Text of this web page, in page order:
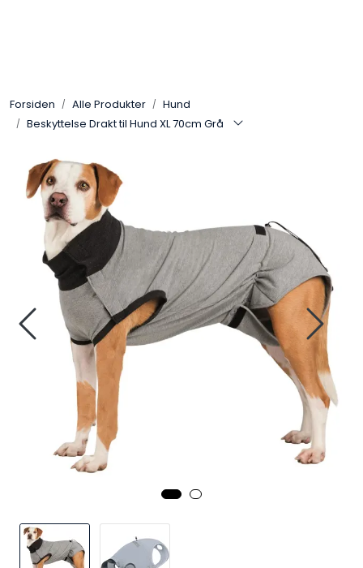
Forsiden Alle Produkter
Hund
Beskyttelse Drakt til Hund XL 70cm Grå
Leverandører
Nyheter
Hunter
Forhandlersøk